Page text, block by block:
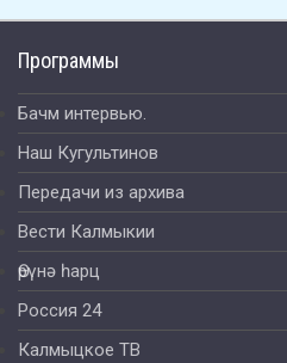
Программы
Бачм интервью.
Наш Кугультинов
Передачи из архива
Вести Калмыкии
Өрүнә һарц
Россия 24
Калмыцкое ТВ